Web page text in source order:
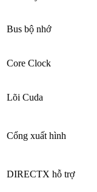
Bus bộ nhớ
Core Clock
Lõi Cuda
Cổng xuất hình
DIRECTX hỗ trợ